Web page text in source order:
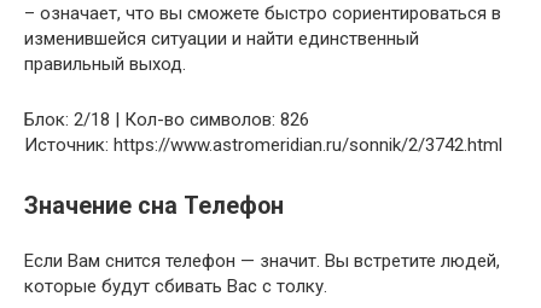
– означает, что вы сможете быстро сориентироваться в
изменившейся ситуации и найти единственный
правильный выход.
Блок: 2/18 | Кол-во символов: 826
Источник: https://www.astromeridian.ru/sonnik/2/3742.html
Значение сна Телефон
Если Вам снится телефон — значит. Вы встретите людей,
которые будут сбивать Вас с толку.